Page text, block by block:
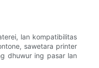
lan kompatibilitas
sawetara printer
dhuwur ing pasar lan